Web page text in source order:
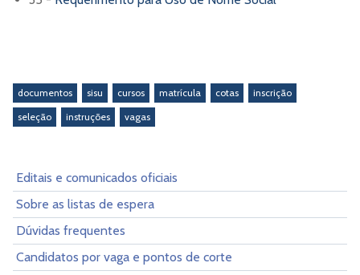
documentos sisu cursos matrícula cotas
inscrição
seleção
instruções vagas
Editais e comunicados oficiais
Sobre as listas de espera
Dúvidas frequentes
Candidatos por vaga e pontos de corte